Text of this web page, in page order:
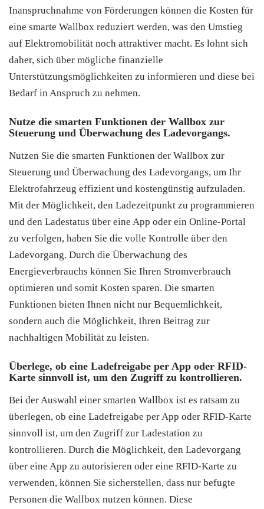
Inanspruchnahme von Förderungen können die Kosten für
eine smarte Wallbox reduziert werden, was den Umstieg
auf Elektromobilität noch attraktiver macht. Es lohnt sich
daher, sich über mögliche finanzielle
Unterstützungsmöglichkeiten zu informieren und diese bei
Bedarf in Anspruch zu nehmen.
Nutze die smarten Funktionen der Wallbox zur
Steuerung und Überwachung des Ladevorgangs.
Nutzen Sie die smarten Funktionen der Wallbox zur
Steuerung und Überwachung des Ladevorgangs, um Ihr
Elektrofahrzeug effizient und kostengünstig aufzuladen.
Mit der Möglichkeit, den Ladezeitpunkt zu programmieren
und den Ladestatus über eine App oder ein Online-Portal
zu verfolgen, haben Sie die volle Kontrolle über den
Ladevorgang. Durch die Überwachung des
Energieverbrauchs können Sie Ihren Stromverbrauch
optimieren und somit Kosten sparen. Die smarten
Funktionen bieten Ihnen nicht nur Bequemlichkeit,
sondern auch die Möglichkeit, Ihren Beitrag zur
nachhaltigen Mobilität zu leisten.
Überlege, ob eine Ladefreigabe per App oder RFID-
Karte sinnvoll ist, um den Zugriff zu kontrollieren.
Bei der Auswahl einer smarten Wallbox ist es ratsam zu
überlegen, ob eine Ladefreigabe per App oder RFID-Karte
sinnvoll ist, um den Zugriff zur Ladestation zu
kontrollieren. Durch die Möglichkeit, den Ladevorgang
über eine App zu autorisieren oder eine RFID-Karte zu
verwenden, können Sie sicherstellen, dass nur befugte
Personen die Wallbox nutzen können. Diese